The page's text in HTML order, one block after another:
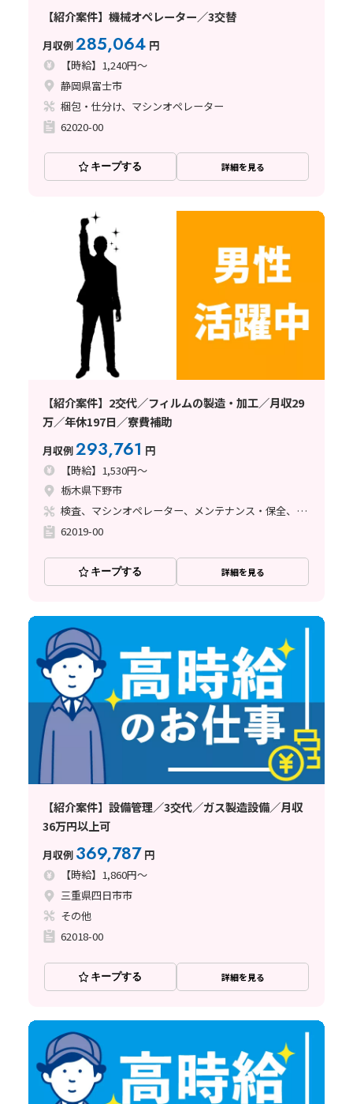
【紹介案件】機械オペレーター／3交替
月収例285,064 円
【時給】1,240円～
静岡県富士市
梱包・仕分け、マシンオペレーター
62020-00
キープする 詳細を見る
【紹介案件】2交代／フィルムの製造・加工／月収29
万／年休197日／寮費補助
月収例293,761 円
【時給】1,530円～
栃木県下野市
検査、マシンオペレーター、メンテナンス・保全、フォークリフト
62019-00
キープする 詳細を見る
【紹介案件】設備管理／3交代／ガス製造設備／月収
36万円以上可
月収例 369,787 円
【時給】1,860円～
三重県四日市市
その他
62018-00
キープする 詳細を見る